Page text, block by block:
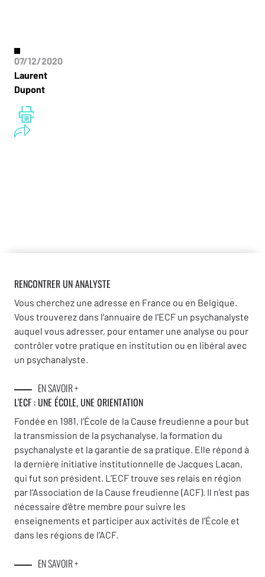
07/12/2020
Laurent
Dupont
RENCONTRER UN ANALYSTE
Vous cherchez une adresse en France ou en Belgique.
Vous trouverez dans l'annuaire de l'ECF un psychanalyste
auquel vous adresser, pour entamer une analyse ou pour
contrôler votre pratique en institution ou en libéral avec
un psychanalyste.
EN SAVOIR +
L'ECF : UNE ÉCOLE, UNE ORIENTATION
Fondée en 1981, l’École de la Cause freudienne a pour but
la transmission de la psychanalyse, la formation du
psychanalyste et la garantie de sa pratique. Elle répond à
la dernière initiative institutionnelle de Jacques Lacan,
qui fut son président. L’ECF trouve ses relais en région
par l’Association de la Cause freudienne (ACF). Il n’est pas
nécessaire d’être membre pour suivre les
enseignements et participer aux activités de l’École et
dans les régions de l’ACF.
EN SAVOIR +